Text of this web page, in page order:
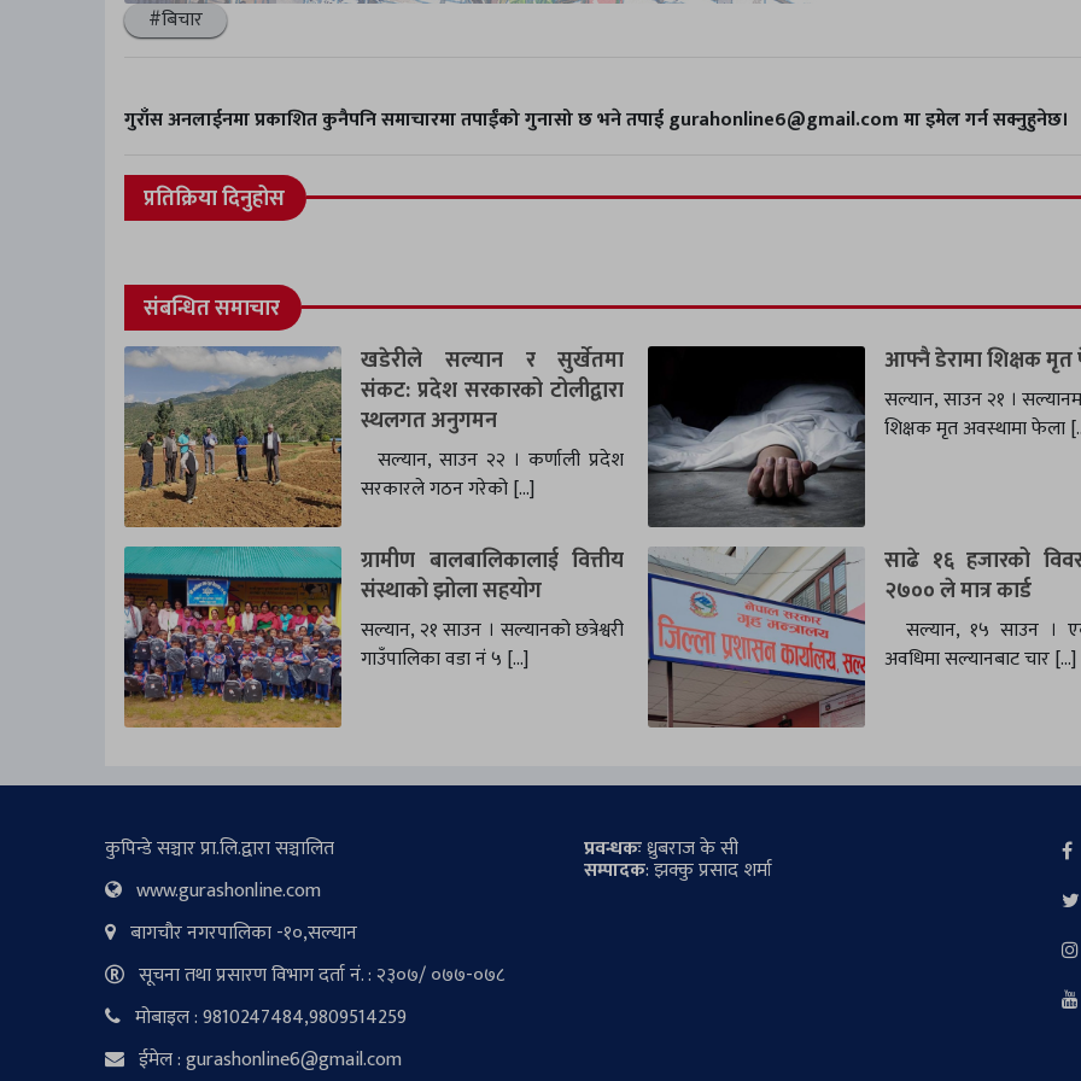
#बिचार
गुराँस अनलाईनमा प्रकाशित कुनैपनि समाचारमा तपाईंको गुनासो छ भने तपाई gurahonline6@gmail.com मा इमेल गर्न सक्नुहुनेछ।
प्रतिक्रिया दिनुहोस
संबन्धित समाचार
खडेरीले सल्यान र सुर्खेतमा
संकट: प्रदेश सरकारको टोलीद्वारा
स्थलगत अनुगमन
सल्यान, साउन २२ । कर्णाली प्रदेश
सरकारले गठन गरेको […]
आफ्नै डेरामा शिक्षक
सल्यान, साउन २१ ।
शिक्षक मृत अवस्थामा फेला
ग्रामीण बालबालिकालाई वित्तीय
संस्थाको झोला सहयोग
सल्यान, २१ साउन । सल्यानको छत्रेश्वरी
गाउँपालिका वडा नं ५ […]
साढे १६ हजारको
२७०० ले मात्र कार्ड
सल्यान, १५ साउन ।
अवधिमा सल्यानबाट चार […]
कुपिन्डे सञ्चार प्रा.लि.द्वारा सञ्चालित
www.gurashonline.com
बागचौर नगरपालिका -१०,सल्यान
सूचना तथा प्रसारण विभाग दर्ता नं. : २३०७/ ०७७-०७८
मोबाइल : 9810247484,9809514259
ईमेल : gurashonline6@gmail.com
प्रवन्धकःध्रुबराज के सी
सम्पादक: झक्कु प्रसाद शर्मा